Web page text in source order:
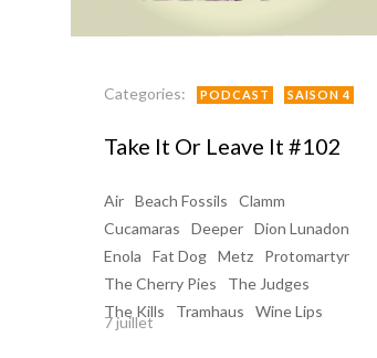
Categories: PODCAST SAISON 4
Take It Or Leave It #102
Air Beach Fossils
Clamm
Cucamaras
Deeper Dion Lunadon
Enola
Fat Dog Metz
Protomartyr
The Cherry Pies
The Judges
The Kills
Tramhaus Wine Lips
7 juillet